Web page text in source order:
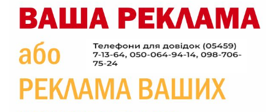
20:06
Паливо по 100 грн та ризик дефіциту: чому в
28 лип
Житлові сертифікати, підготовка до зими та
підтримка ВПО: підсумки засідання виконкому
Краснопільської селищної ради